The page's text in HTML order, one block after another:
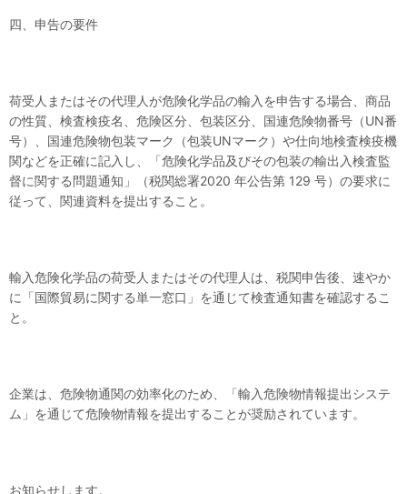
四、申告の要件
荷受人またはその代理人が危険化学品の輸入を申告する場合、商品
の性質、検査検疫名、危険区分、包装区分、国連危険物番号（UN番
号）、国連危険物包装マーク（包装UNマーク）や仕向地検査検疫機
関などを正確に記入し、「危険化学品及びその包装の輸出入検査監
督に関する問題通知」（税関総署2020 年公告第 129 号）の要求に
従って、関連資料を提出すること。
輸入危険化学品の荷受人またはその代理人は、税関申告後、速やか
に「国際貿易に関する単一窓口」を通じて検査通知書を確認するこ
と。
企業は、危険物通関の効率化のため、「輸入危険物情報提出システ
ム」を通じて危険物情報を提出することが奨励されています。
お知らせします。